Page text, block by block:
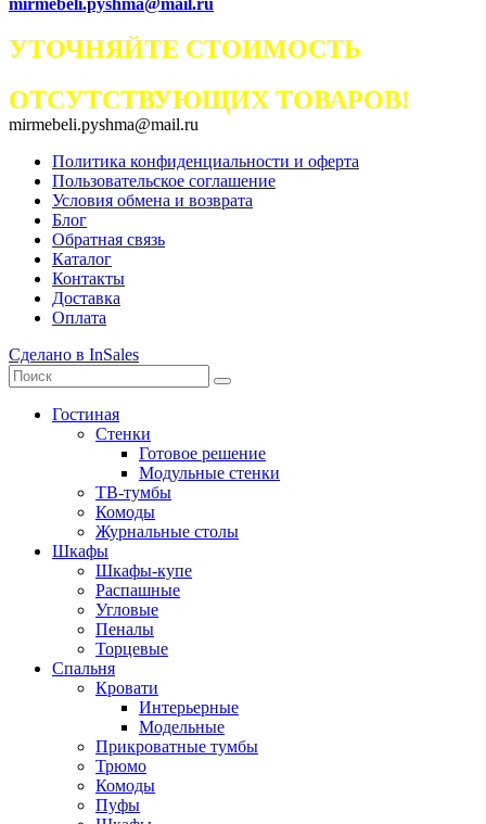
УТОЧНЯЙТЕ СТОИМОСТЬ
ОТСУТСТВУЮЩИХ ТОВАРОВ!
mirmebeli.pyshma@mail.ru
Политика конфиденциальности и оферта
Пользовательское соглашение
Условия обмена и возврата
Блог
Обратная связь
Каталог
Контакты
Доставка
Оплата
Сделано в InSales
Гостиная
Стенки
Готовое решение
Модульные стенки
ТВ-тумбы
Комоды
Журнальные столы
Шкафы
Шкафы-купе
Распашные
Угловые
Пеналы
Торцевые
Спальня
Кровати
Интерьерные
Модельные
Прикроватные тумбы
Трюмо
Комоды
Пуфы